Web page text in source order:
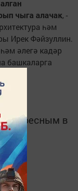
алган
чыга алачак, -
һәм
Ирек Фәйзуллин.
әлегә кадәр
башкаларга
в